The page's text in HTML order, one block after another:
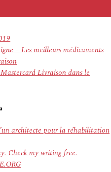
– Les meilleurs médicaments
Livraison dans le
architecte pour la réhabilitation
Check my writing free.